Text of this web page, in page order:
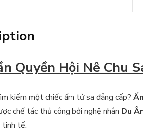
Quyền Hội Nê Chu
kiếm một chiếc ấm tử sa đẳng cấp?
chế tác thủ công bởi nghệ nhân Du Ân
tinh tế.